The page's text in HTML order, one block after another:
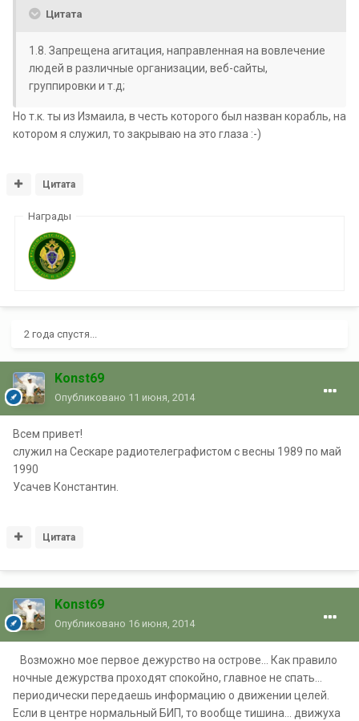
Цитата
1.8. Запрещена агитация, направленная на вовлечение
людей в различные организации, веб-сайты,
группировки и т.д;
Но т.к. ты из Измаила, в честь которого был назван корабль, на
котором я служил, то закрываю на это глаза :-)
Цитата
Награды
2 года спустя...
Konst69
Опубликовано 11 июня, 2014
Всем привет!
служил на Сескаре радиотелеграфистом с весны 1989 по май
1990
Усачев Константин.
Цитата
Konst69
Опубликовано 16 июня, 2014
Возможно мое первое дежурство на острове… Как правило
ночные дежурства проходят спокойно, главное не спать…
периодически передаешь информацию о движении целей.
Если в центре нормальный БИП, то вообще тишина… движуха